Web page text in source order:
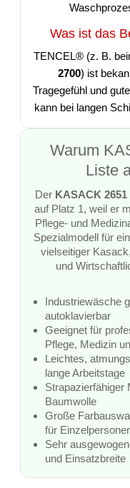
Was ist das
TENCEL® (z. B.
2700) ist
Tragegefühl und
kann bei langen
Warum
Liste
Der KASACK 2651
auf Platz 1, weil er
Pflege- und
Spezialmodell für
vielseitiger
und
Industriewäsche
autoklavierbar
Geeignet für
Pflege, Medizin
Leichtes,
lange Arbeitstage
Strapazierfähiger
Baumwolle
Große
für
Sehr
und Einsatzbreite